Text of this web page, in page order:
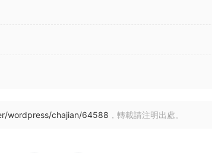
wordpress/chajian/64588 ，轉載請注明出處。